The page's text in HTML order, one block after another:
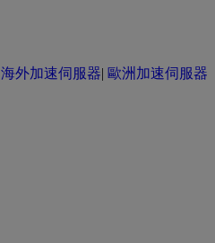
海外加速伺服器| 歐洲加速伺服器